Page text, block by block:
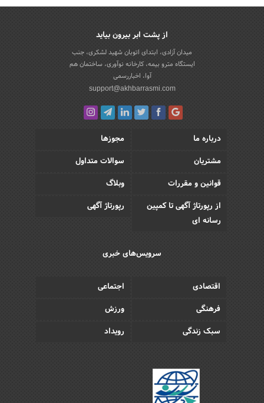
از پشت ابر بیرون بیاید
میدان آزادی، ابتدای اتوبان شهید لشکری، جنب
ایستگاه مترو بیمه، کارخانه نوآوری، ساختمان هم
آوا، اخباررسمی
support@akhbarrasmi.com
درباره ما
مجوزها
مشتریان
سوالات متداول
قوانین و مقررات
وبلاگ
از رپورتاژ آگهی تا کمپین
رسانه ای
رپورتاژ آگهی
سرویس‌های خبری
اقتصادی
اجتماعی
فرهنگی
ورزش
سبک زندگی
رویداد